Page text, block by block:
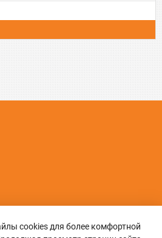
cookies для более комфортной